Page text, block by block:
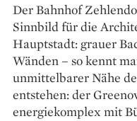
Der Bahnhof
Sinnbild für die
Hauptstadt: grauer
Wänden – so kennt
unmittelbarer Nähe
entstehen: der
energiekomplex mit